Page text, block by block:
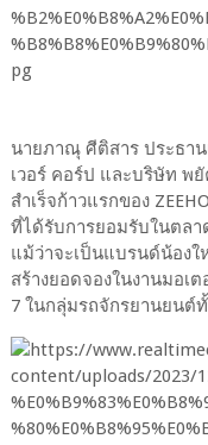
นายภาณุ ศีติสาร ประธา
เวอร์ คอร์ป และบริษัท พ
สำเร็จก้าวแรกของ
ที่ได้รับการยอมรับในตลา
แม้ว่าจะเป็นแบรนด์น้องใ
สร้างยอดจองในงานมอเ
7 ในกลุ่มรถจักรยานยนต์